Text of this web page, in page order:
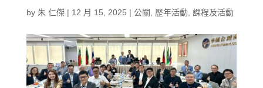
by 朱 仁傑| 12 月 15, 2025 | 公關 歷年活動 課程及活動